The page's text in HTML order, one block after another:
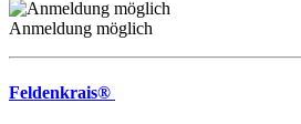
Anmeldung möglich
Feldenkrais®